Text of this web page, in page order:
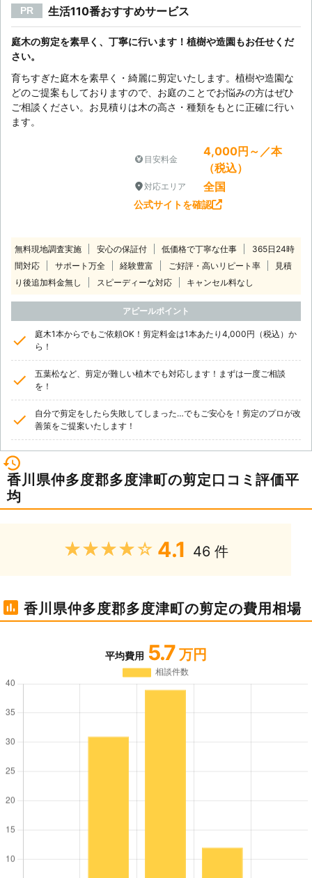
PR 生活110番おすすめサービス
庭木の剪定を素早く、丁寧に行います！植樹や造園もお任せくだ
さい。
育ちすぎた庭木を素早く・綺麗に剪定いたします。植樹や造園な
どのご提案もしておりますので、お庭のことでお悩みの方はぜひ
ご相談ください。お見積りは木の高さ・種類をもとに正確に行い
ます。
目安料金
4,000円～／本
（税込）
対応エリア 全国
公式サイトを確認
無料現地調査実施 安心の保証付 低価格で丁寧な仕事
365日24時
間対応
サポート万全 経験豊富 ご好評・高いリピート率
見積
り後追加料金無し
スピーディーな対応 キャンセル料なし
アピールポイント
庭木1本からでもご依頼OK！剪定料金は1本あたり4,000円（税込）か
ら！
五葉松など、剪定が難しい植木でも対応します！まずは一度ご相談
を！
自分で剪定をしたら失敗してしまった…でもご安心を！剪定のプロが改
善策をご提案いたします！
香川県仲多度郡多度津町の剪定口コミ評価平
均
★★★★★ 4.1 46 件
香川県仲多度郡多度津町の剪定の費用相場
平均費用 5.7 万円